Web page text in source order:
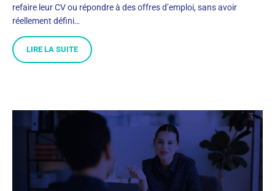
refaire leur CV ou répondre à des offres d’emploi, sans avoir
réellement défini…
LIRE LA SUITE